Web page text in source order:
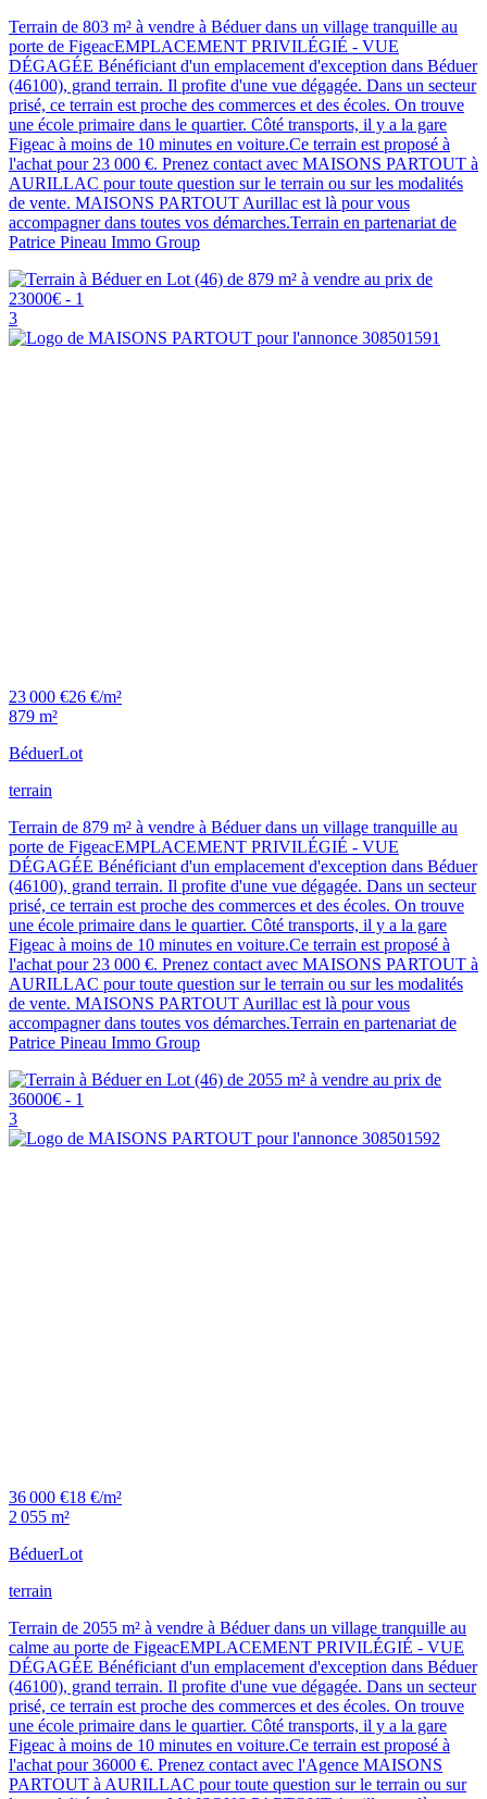
Terrain de 803 m² à vendre à Béduer dans un village tranquille au
porte de FigeacEMPLACEMENT PRIVILÉGIÉ - VUE
DÉGAGÉE Bénéficiant d'un emplacement d'exception dans Béduer
(46100), grand terrain. Il profite d'une vue dégagée. Dans un secteur
prisé, ce terrain est proche des commerces et des écoles. On trouve
une école primaire dans le quartier. Côté transports, il y a la gare
Figeac à moins de 10 minutes en voiture.Ce terrain est proposé à
l'achat pour 23 000 €. Prenez contact avec MAISONS PARTOUT à
AURILLAC pour toute question sur le terrain ou sur les modalités
de vente. MAISONS PARTOUT Aurillac est là pour vous
accompagner dans toutes vos démarches.Terrain en partenariat de
Patrice Pineau Immo Group
3
23 000 €26 €/m²
879 m²
BéduerLot
terrain
Terrain de 879 m² à vendre à Béduer dans un village tranquille au
porte de FigeacEMPLACEMENT PRIVILÉGIÉ - VUE
DÉGAGÉE Bénéficiant d'un emplacement d'exception dans Béduer
(46100), grand terrain. Il profite d'une vue dégagée. Dans un secteur
prisé, ce terrain est proche des commerces et des écoles. On trouve
une école primaire dans le quartier. Côté transports, il y a la gare
Figeac à moins de 10 minutes en voiture.Ce terrain est proposé à
l'achat pour 23 000 €. Prenez contact avec MAISONS PARTOUT à
AURILLAC pour toute question sur le terrain ou sur les modalités
de vente. MAISONS PARTOUT Aurillac est là pour vous
accompagner dans toutes vos démarches.Terrain en partenariat de
Patrice Pineau Immo Group
3
36 000 €18 €/m²
2 055 m²
BéduerLot
terrain
Terrain de 2055 m² à vendre à Béduer dans un village tranquille au
calme au porte de FigeacEMPLACEMENT PRIVILÉGIÉ - VUE
DÉGAGÉE Bénéficiant d'un emplacement d'exception dans Béduer
(46100), grand terrain. Il profite d'une vue dégagée. Dans un secteur
prisé, ce terrain est proche des commerces et des écoles. On trouve
une école primaire dans le quartier. Côté transports, il y a la gare
Figeac à moins de 10 minutes en voiture.Ce terrain est proposé à
l'achat pour 36000 €. Prenez contact avec l'Agence MAISONS
PARTOUT à AURILLAC pour toute question sur le terrain ou sur